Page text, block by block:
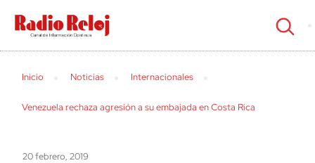
cerrar
Inicio Noticias Internacionales
Venezuela rechaza agresión a su embajada en Costa Rica
20 febrero, 2019